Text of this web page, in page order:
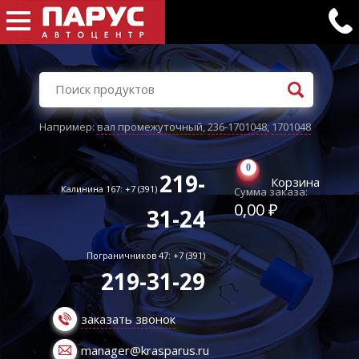
Например:вал промежуточный,236-1701048,1701048
Калинина 167: +7 (391) 219-
31-24
Пограничников 47: +7 (391)
219-31-29
заказать звонок
manager@krasparus.ru
0
Корзина
Сумма заказа:
0,00 ₽